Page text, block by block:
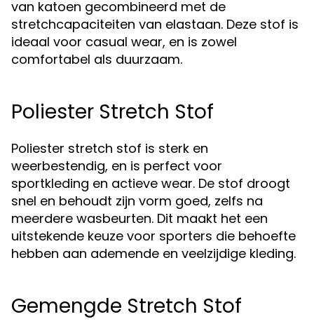
van katoen gecombineerd met de
stretchcapaciteiten van elastaan. Deze stof is
ideaal voor casual wear, en is zowel
comfortabel als duurzaam.
Poliester Stretch Stof
Poliester stretch stof is sterk en
weerbestendig, en is perfect voor
sportkleding en actieve wear. De stof droogt
snel en behoudt zijn vorm goed, zelfs na
meerdere wasbeurten. Dit maakt het een
uitstekende keuze voor sporters die behoefte
hebben aan ademende en veelzijdige kleding.
Gemengde Stretch Stof